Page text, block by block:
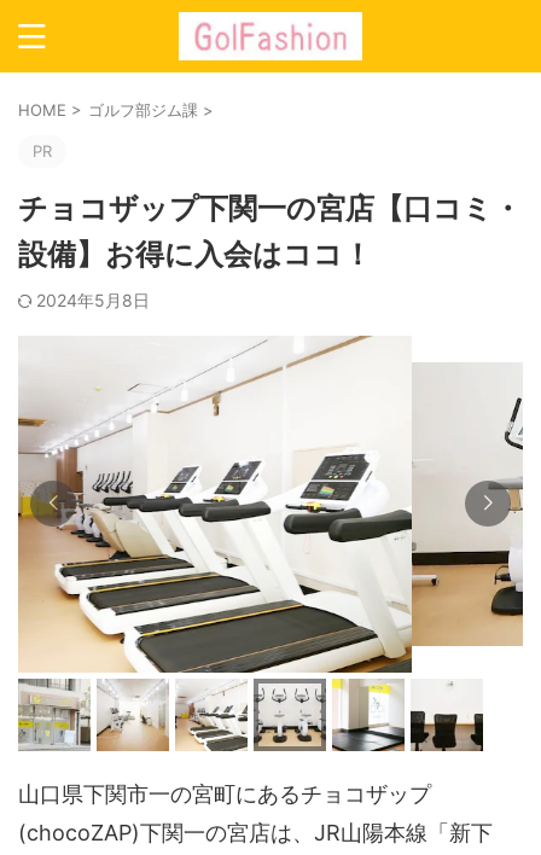
HOME > ゴルフ部ジム課 >
PR
チョコザップ下関一の宮店【口コミ・
設備】お得に入会はココ！
2024年5月8日
山口県下関市一の宮町にあるチョコザップ
(chocoZAP)下関一の宮店は、JR山陽本線「新下